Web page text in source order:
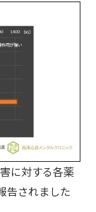
に対する各薬
告されました